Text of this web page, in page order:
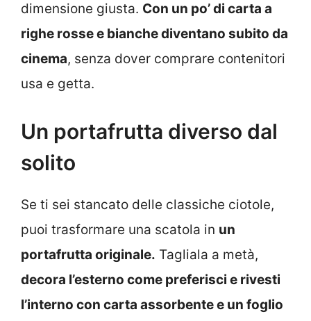
dimensione giusta. Con un po’ di carta a
righe rosse e bianche diventano subito da
cinema, senza dover comprare contenitori
usa e getta.
Un portafrutta diverso dal
solito
Se ti sei stancato delle classiche ciotole,
puoi trasformare una scatola in un
portafrutta originale. Tagliala a metà,
decora l’esterno come preferisci e rivesti
l’interno con carta assorbente e un foglio